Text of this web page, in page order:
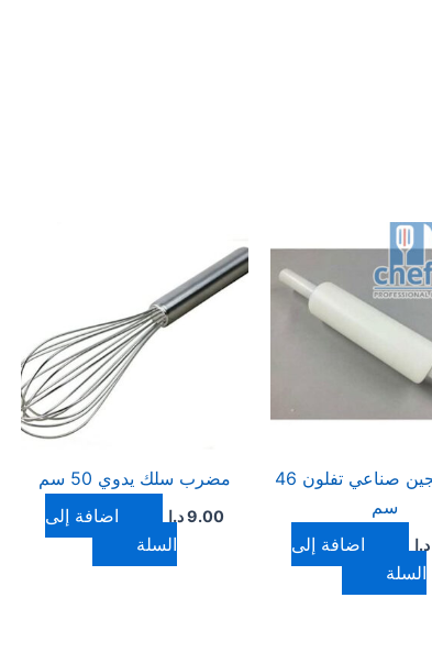
شوبك عجين صناعي تفلون 46
سم
د.ا
إضافة إلى
السلة
مضرب سلك يدوي 50 سم
9.00 د.ا
إضافة إلى
السلة